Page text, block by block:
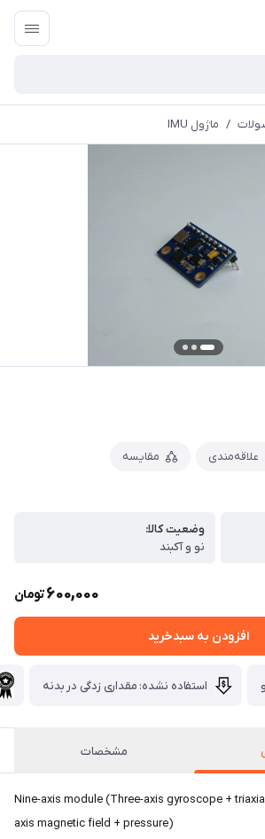
/ ماژول IMU
علاقه‌مندی مقایسه
وضعیت کالا:
نو و آکبند
600,000تومان
افزودن به سبدخرید
استفاده نشده: مقداری زدگی در بدنه
مشخصات
- Nine-axis module (Three-axis gyroscope +
axis magnetic field + pressure)